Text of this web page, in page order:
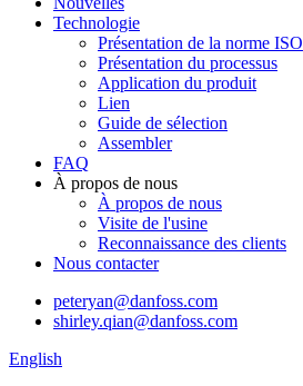
Technologie
Présentation de la norme ISO
Présentation du processus
Application du produit
Lien
Guide de sélection
Assembler
FAQ
À propos de nous
À propos de nous
Visite de l'usine
Reconnaissance des clients
Nous contacter
peteryan@danfoss.com
shirley.qian@danfoss.com
English